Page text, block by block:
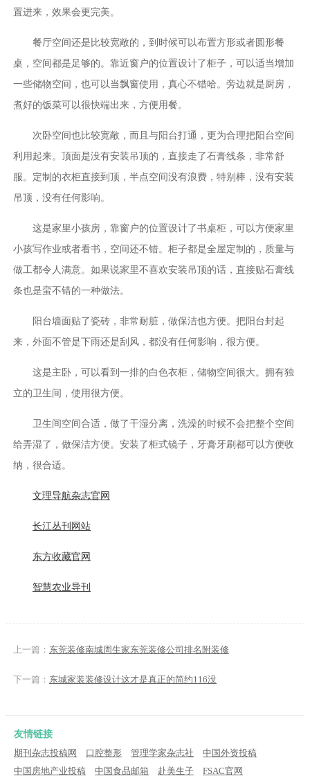
置进来，效果会更完美。
餐厅空间还是比较宽敞的，到时候可以布置方形或者圆形餐
桌，空间都是足够的。靠近窗户的位置设计了柜子，可以适当增加
一些储物空间，也可以当飘窗使用，真心不错哈。旁边就是厨房，
煮好的饭菜可以很快端出来，方便用餐。
次卧空间也比较宽敞，而且与阳台打通，更为合理把阳台空间
利用起来。顶面是没有安装吊顶的，直接走了石膏线条，非常舒
服。定制的衣柜直接到顶，半点空间没有浪费，特别棒，没有安装
吊顶，没有任何影响。
这是家里小孩房，靠窗户的位置设计了书桌柜，可以方便家里
小孩写作业或者看书，空间还不错。柜子都是全屋定制的，质量与
做工都令人满意。如果说家里不喜欢安装吊顶的话，直接贴石膏线
条也是蛮不错的一种做法。
阳台墙面贴了瓷砖，非常耐脏，做保洁也方便。把阳台封起
来，外面不管是下雨还是刮风，都没有任何影响，很方便。
这是主卧，可以看到一排的白色衣柜，储物空间很大。拥有独
立的卫生间，使用很方便。
卫生间空间合适，做了干湿分离，洗澡的时候不会把整个空间
给弄湿了，做保洁方便。安装了柜式镜子，牙膏牙刷都可以方便收
纳，很合适。
文理导航杂志官网
长江丛刊网站
东方收藏官网
智慧农业导刊
上一篇： 东莞装修南城周生家东莞装修公司排名附装修
下一篇： 东城家装装修设计这才是真正的简约116没
友情链接
期刊杂志投稿网
口腔整形 管理学家杂志社
中国外资投稿
中国房地产业投稿
中国食品邮箱 赴美生子 FSAC官网